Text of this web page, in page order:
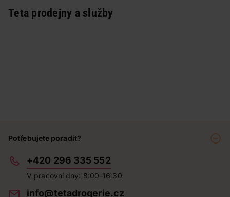
Teta prodejny a služby
Potřebujete poradit?
+420 296 335 552
V pracovní dny: 8:00–16:30
info@tetadrogerie.cz